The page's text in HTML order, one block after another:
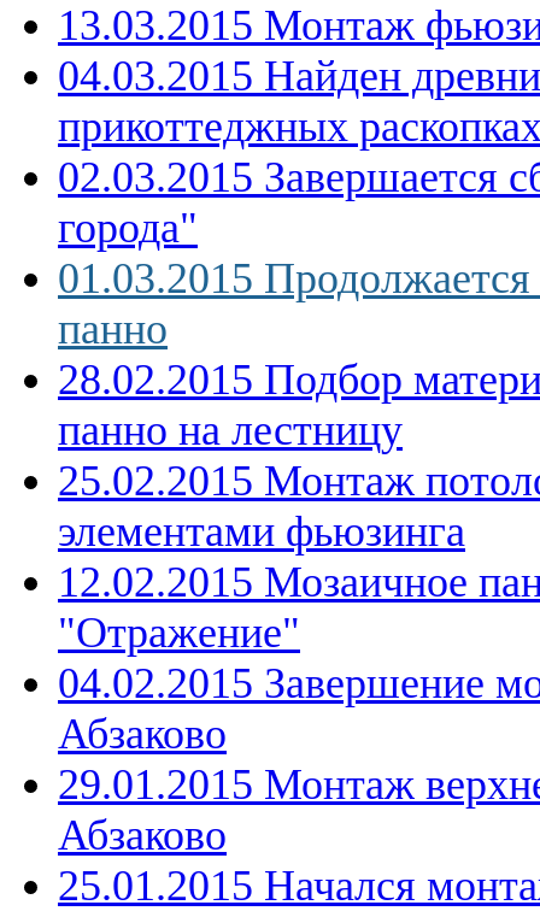
13.03.2015 Монтаж
04.03.2015 Найден
прикоттеджных
02.03.2015 Завершается
города"
01.03.2015
панно
28.02.2015 Подбор
панно на лестницу
25.02.2015 Монтаж
элементами фьюзинга
12.02.2015 Мозаичное
"Отражение"
04.02.2015 Завершение
Абзаково
29.01.2015 Монтаж
Абзаково
25.01.2015 Начался